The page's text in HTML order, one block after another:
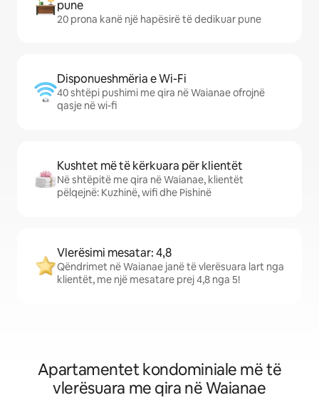
pune
20 prona kanë një hapësirë të dedikuar pune
Disponueshmëria e Wi-Fi
40 shtëpi pushimi me qira në Waianae ofrojnë
qasje në wi-fi
Kushtet më të kërkuara për klientët
Në shtëpitë me qira në Waianae, klientët
pëlqejnë: Kuzhinë, wifi dhe Pishinë
Vlerësimi mesatar: 4,8
Qëndrimet në Waianae janë të vlerësuara lart nga
klientët, me një mesatare prej 4,8 nga 5!
Apartamentet kondominiale më të
vlerësuara me qira në Waianae